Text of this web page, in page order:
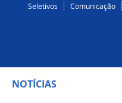
Seletivos
Comunicação
NOTÍCIAS